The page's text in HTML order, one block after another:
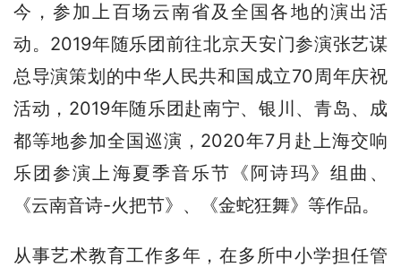
今，参加上百场云南省及全国各地的演出活
动。2019年随乐团前往北京天安门参演张艺谋
总导演策划的中华人民共和国成立70周年庆祝
活动，2019年随乐团赴南宁、银川、青岛、成
都等地参加全国巡演，2020年7月赴上海交响
乐团参演上海夏季音乐节《阿诗玛》组曲、
《云南音诗-火把节》、《金蛇狂舞》等作品。
从事艺术教育工作多年，在多所中小学担任管